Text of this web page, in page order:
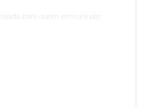
para quem procura por
quanto para cozinhar,